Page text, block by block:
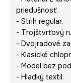
priedušnosť.
- Strih regular.
- Trojštvrťový
- Dvojradové
- Klasické
- Model bez
- Hladký textil.